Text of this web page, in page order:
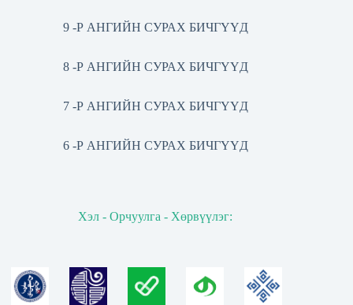
9 -Р АНГИЙН СУРАХ БИЧГҮҮД
8 -Р АНГИЙН СУРАХ БИЧГҮҮД
7 -Р АНГИЙН СУРАХ БИЧГҮҮД
6 -Р АНГИЙН СУРАХ БИЧГҮҮД
Хэл - Орчуулга - Хөрвүүлэг: